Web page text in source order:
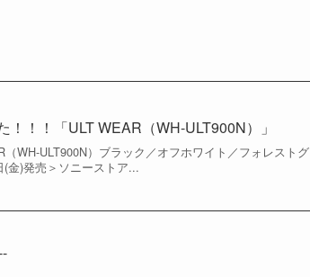
！！「ULT WEAR（WH-ULT900N）」
WH-ULT900N）ブラック／オフホワイト／フォレストグ
金)発売＞ソニーストア...